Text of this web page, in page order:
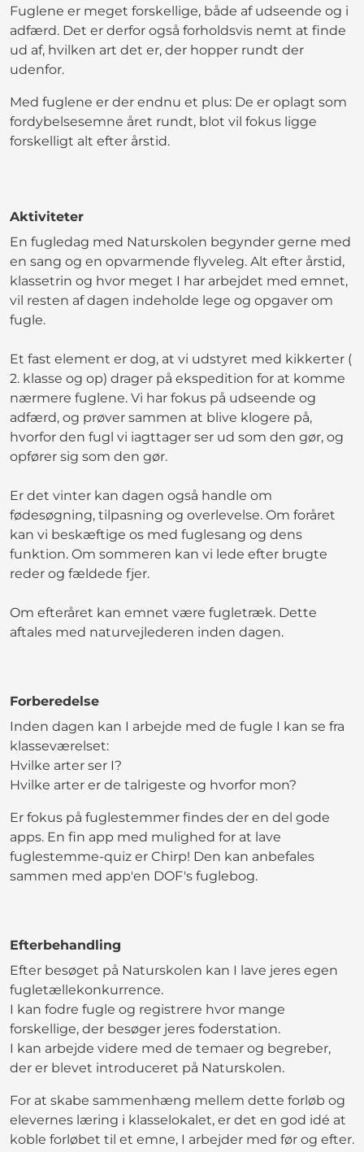
Fuglene er meget forskellige, både af udseende og i
adfærd. Det er derfor også forholdsvis nemt at finde
ud af, hvilken art det er, der hopper rundt der
udenfor.
Med fuglene er der endnu et plus: De er oplagt som
fordybelsesemne året rundt, blot vil fokus ligge
forskelligt alt efter årstid.
Aktiviteter
En fugledag med Naturskolen begynder gerne med
en sang og en opvarmende flyveleg. Alt efter årstid,
klassetrin og hvor meget I har arbejdet med emnet,
vil resten af dagen indeholde lege og opgaver om
fugle.
Et fast element er dog, at vi udstyret med kikkerter (
2. klasse og op) drager på ekspedition for at komme
nærmere fuglene. Vi har fokus på udseende og
adfærd, og prøver sammen at blive klogere på,
hvorfor den fugl vi iagttager ser ud som den gør, og
opfører sig som den gør.
Er det vinter kan dagen også handle om
fødesøgning, tilpasning og overlevelse. Om foråret
kan vi beskæftige os med fuglesang og dens
funktion. Om sommeren kan vi lede efter brugte
reder og fældede fjer.
Om efteråret kan emnet være fugletræk. Dette
aftales med naturvejlederen inden dagen.
Forberedelse
Inden dagen kan I arbejde med de fugle I kan se fra
klasseværelset:
Hvilke arter ser I?
Hvilke arter er de talrigeste og hvorfor mon?
Er fokus på fuglestemmer findes der en del gode
apps. En fin app med mulighed for at lave
fuglestemme-quiz er Chirp! Den kan anbefales
sammen med app'en DOF's fuglebog.
Efterbehandling
Efter besøget på Naturskolen kan I lave jeres egen
fugletællekonkurrence.
I kan fodre fugle og registrere hvor mange
forskellige, der besøger jeres foderstation.
I kan arbejde videre med de temaer og begreber,
der er blevet introduceret på Naturskolen.
For at skabe sammenhæng mellem dette forløb og
elevernes læring i klasselokalet, er det en god idé at
koble forløbet til et emne, I arbejder med før og efter.